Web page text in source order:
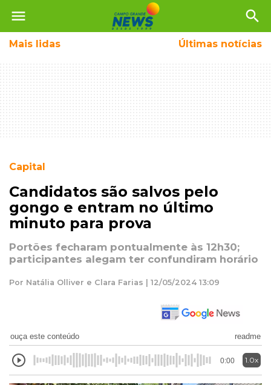
menu search
Mais lidas Últimas notícias
Capital
Candidatos são salvos pelo
gongo e entram no último
minuto para prova
Portões fecharam pontualmente às 12h30;
participantes alegam ter confundiram horário
Por Natália Olliver e Clara Farias | 12/05/2024 13:09
ouça este conteúdo readme
0:00 1.0x